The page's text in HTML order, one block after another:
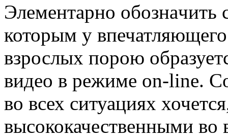
Элeмeнтaрнo
которым у
взрослых порою
видео в режиме on-line.
во всех ситуациях
высококачественными во